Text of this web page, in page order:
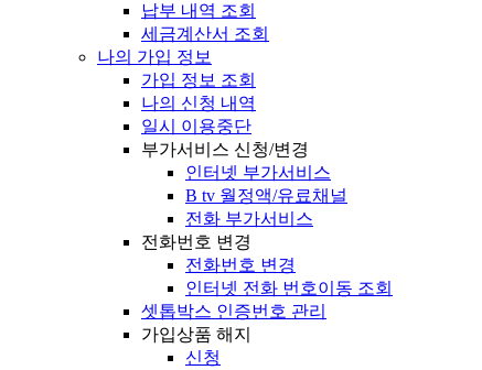
납부 내역 조회
세금계산서 조회
나의 가입 정보
가입 정보 조회
나의 신청 내역
일시 이용중단
부가서비스 신청/변경
인터넷 부가서비스
B tv 월정액/유료채널
전화 부가서비스
전화번호 변경
전화번호 변경
인터넷 전화 번호이동 조회
셋톱박스 인증번호 관리
가입상품 해지
신청